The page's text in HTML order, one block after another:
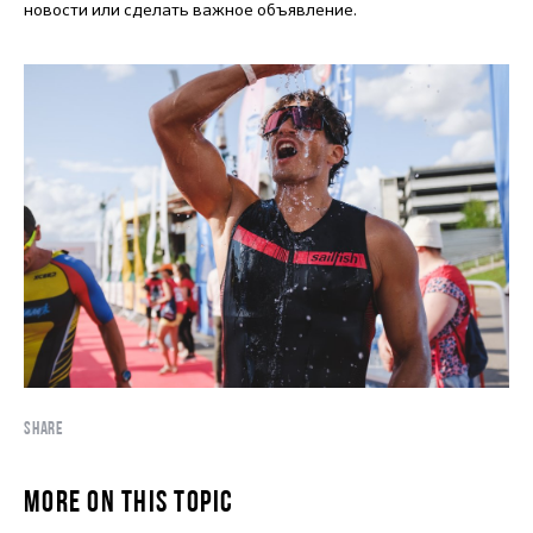
новости или сделать важное объявление.
SHARE
MORE ON THIS TOPIC